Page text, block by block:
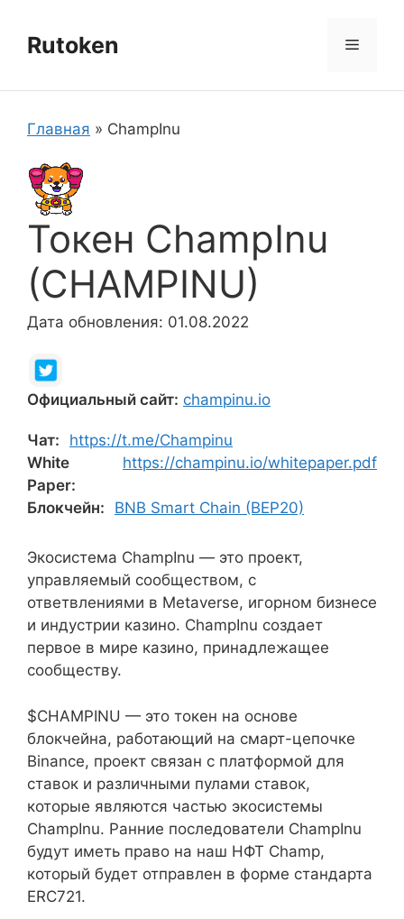
содержимому
Rutoken Меню
Главная » ChampInu
Токен ChampInu
(CHAMPINU)
Дата обновления: 01.08.2022
Официальный сайт: champinu.io
Чат:
https://t.me/Champinu
White
Paper:
https://champinu.io/whitepaper.pdf
Блокчейн: BNB Smart Chain (BEP20)
Экосистема ChampInu — это проект,
управляемый сообществом, с
ответвлениями в Metaverse, игорном бизнесе
и индустрии казино. ChampInu создает
первое в мире казино, принадлежащее
сообществу.
$CHAMPINU — это токен на основе
блокчейна, работающий на смарт-цепочке
Binance, проект связан с платформой для
ставок и различными пулами ставок,
которые являются частью экосистемы
ChampInu. Ранние последователи ChampInu
будут иметь право на наш НФТ Champ,
который будет отправлен в форме стандарта
ERC721.